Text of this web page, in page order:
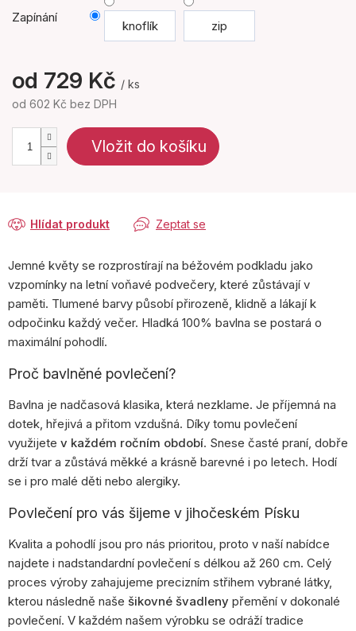
Zapínání
knoflík zip
od 729 Kč / ks
od 602 Kč bez DPH
Vložit do košíku
Zeptat se
Hlídat produkt
Jemné květy se rozprostírají na béžovém podkladu jako
vzpomínky na letní voňavé podvečery, které zůstávají v
paměti. Tlumené barvy působí přirozeně, klidně a lákají k
odpočinku každý večer. Hladká 100% bavlna se postará o
maximální pohodlí.
Proč bavlněné povlečení?
Bavlna je nadčasová klasika, která nezklame. Je příjemná na
dotek, hřejivá a přitom vzdušná. Díky tomu povlečení
využijete v každém ročním období. Snese časté praní, dobře
drží tvar a zůstává měkké a krásně barevné i po letech. Hodí
se i pro malé děti nebo alergiky.
Povlečení pro vás šijeme v jihočeském Písku
Kvalita a pohodlí jsou pro nás prioritou, proto v naší nabídce
najdete i nadstandardní povlečení s délkou až 260 cm. Celý
proces výroby zahajujeme precizním střihem vybrané látky,
kterou následně naše šikovné švadleny přemění v dokonalé
povlečení. V každém našem výrobku se odráží tradice